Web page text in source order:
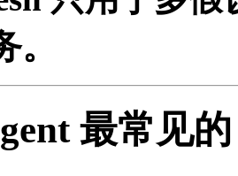
最常见